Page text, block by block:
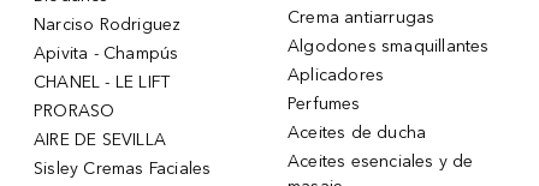
Narciso Rodriguez
Apivita - Champús
CHANEL - LE LIFT
PRORASO
AIRE DE SEVILLA
Sisley Cremas Faciales
Crema antiarrugas
Algodones smaquillantes
Aplicadores
Perfumes
Aceites de ducha
Aceites esenciales y de